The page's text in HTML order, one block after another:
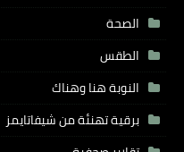
الصحة
الطقس
النوبة هنا وهناك
برقية تهنئة من شيفاتايمز